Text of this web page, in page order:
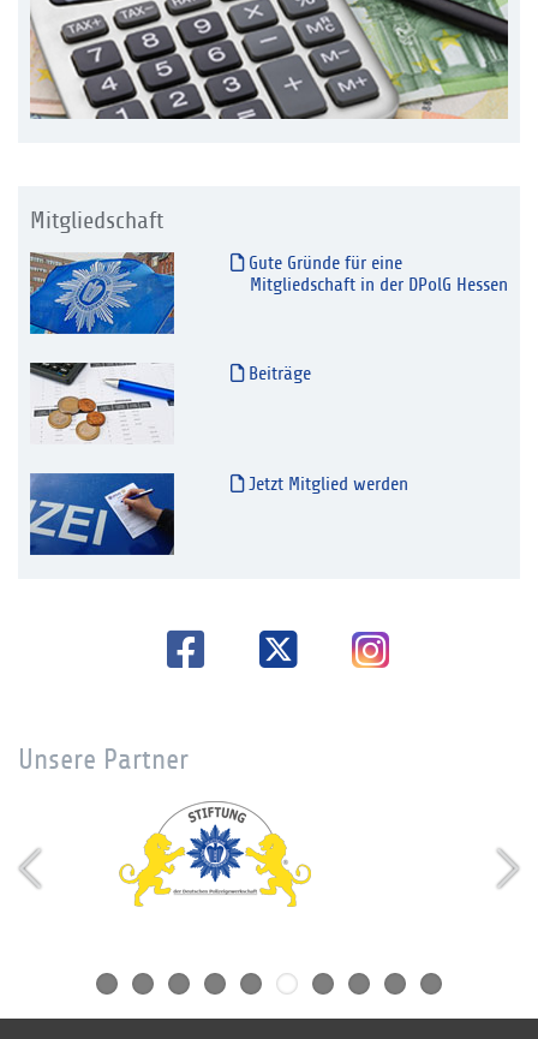
Mitgliedschaft
Gute Gründe für eine
Mitgliedschaft in der DPolG Hessen
Beiträge
Jetzt Mitglied werden
Unsere Partner